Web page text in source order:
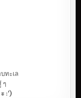
ทะเล
ๆ
:')